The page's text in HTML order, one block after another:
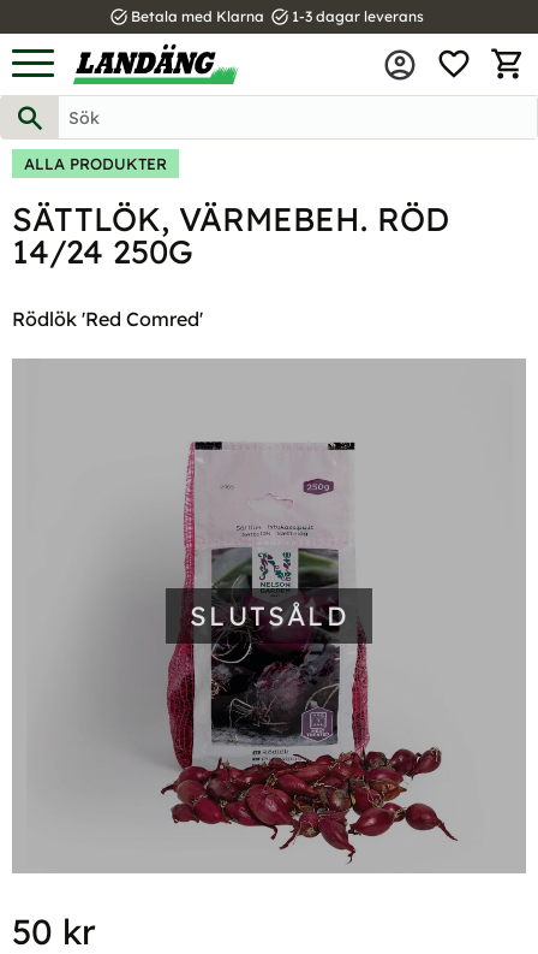
Meny
task_alt Betala med Klarna task_alt 1-3 dagar leverans
ALLA PRODUKTER
SÄTTLÖK, VÄRMEBEH. RÖD
14/24 250G
Rödlök 'Red Comred'
SLUTSÅLD
50 kr